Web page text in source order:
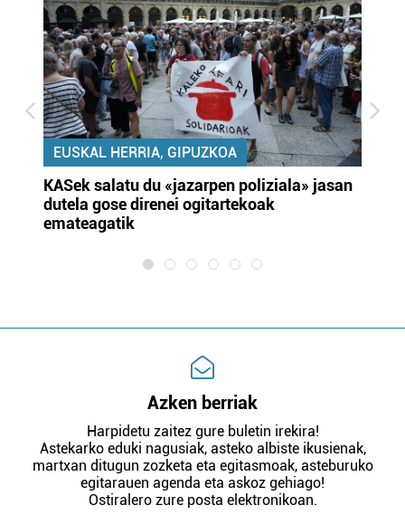
EUSKAL HERRIA, GIPUZKOA
KASek salatu du «jazarpen poliziala» jasan
dutela gose direnei ogitartekoak
emateagatik
Azken berriak
Harpidetu zaitez gure buletin irekira!
Astekarko eduki nagusiak, asteko albiste ikusienak,
martxan ditugun zozketa eta egitasmoak, asteburuko
egitarauen agenda eta askoz gehiago!
Ostiralero zure posta elektronikoan.